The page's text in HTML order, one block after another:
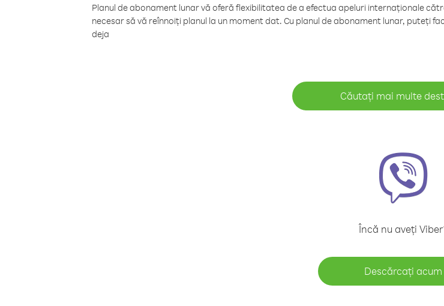
Planul de abonament lunar vă oferă flexibilitatea de a efectua apeluri internaționale
necesar să vă reînnoiți planul la un moment dat. Cu planul de abonament lunar, puteți
deja
Căutați mai multe
Încă nu aveți
Descărcați acum